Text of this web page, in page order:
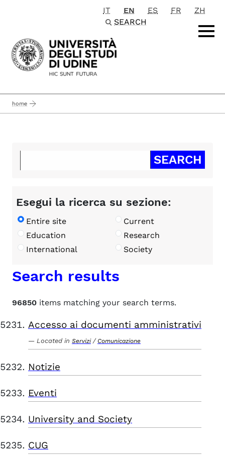
Passa al contenuto principale
IT EN ES FR
ZH
SEARCH
home
Esegui la ricerca su sezione:
Entire site
Current
Education
Research
International
Society
Search results
96850 items matching your search terms.
Accesso ai documenti amministrativi
Located in Servizi / Comunicazione
Notizie
Eventi
University and Society
CUG